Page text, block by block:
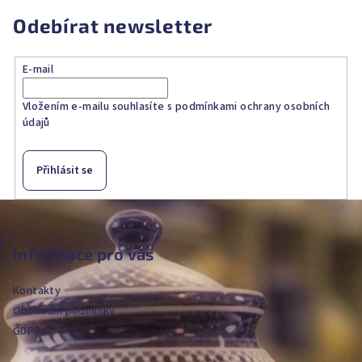
Odebírat newsletter
E-mail
Vložením e-mailu souhlasíte s podmínkami ochrany osobních
údajů
Přihlásit se
Z
t
í
Informace pro vás
Kontakty
Obchodní podmínky
GDPR